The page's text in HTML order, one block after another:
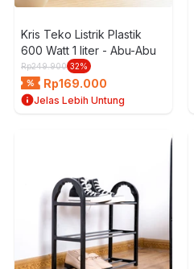
Kris Teko Listrik Plastik
600 Watt 1 liter - Abu-Abu
Rp249.900 32%
Rp169.000
Jelas Lebih Untung